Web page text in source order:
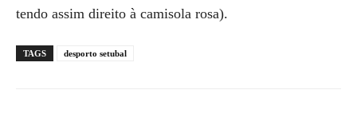
tendo assim direito à camisola rosa).
TAGS desporto setubal